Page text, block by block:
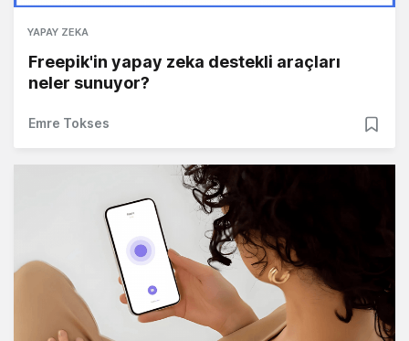
YAPAY ZEKA
Freepik'in yapay zeka destekli araçları
neler sunuyor?
Emre Tokses